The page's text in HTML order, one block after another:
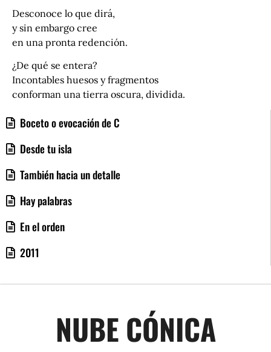
Boceto o evocación de C
Desde tu isla
También hacia un detalle
Hay palabras
En el orden
2011
Desconoce lo que dirá,
y sin embargo cree
en una pronta redención.
¿De qué se entera?
Incontables huesos y fragmentos
conforman una tierra oscura, dividida.
NUBE CÓNICA